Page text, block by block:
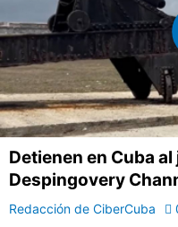
Detienen en Cuba
Despingovery
Redacción de CiberCuba